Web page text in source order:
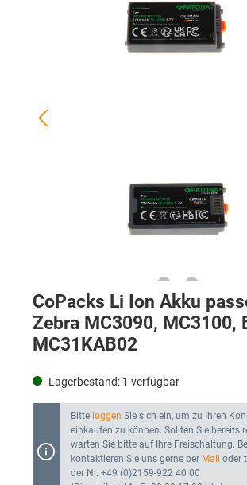
CoPacks Li Ion Akku
Zebra MC3090, MC3100,
MC31KAB02
Lagerbestand: 1 verfügbar
Bitte loggen Sie sich ein, um zu Ihren
einkaufen zu können. Sollten Sie bereits
warten Sie bitte auf Ihre Freischaltung.
kontaktieren Sie uns gerne per Mail oder
der Nr. +49 (0)2159-922 40 00